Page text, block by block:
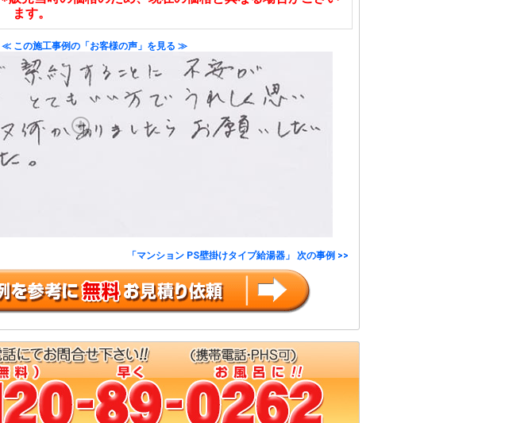
ます。
≪ この施工事例の「お客様の声」を見る ≫
「マンション PS壁掛けタイプ給湯器」 次の事例 >>